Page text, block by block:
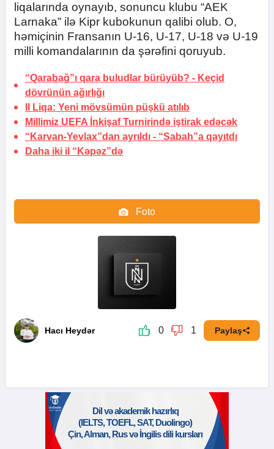
liqalarında oynayıb, sonuncu klubu “AEK
Larnaka” ilə Kipr kubokunun qalibi olub. O,
həmiçinin Fransanın U-16, U-17, U-18 və U-19
milli komandalarının da şərəfini qoruyub.
“Qarabağ”ı qara buludlar bürüyüb? - Keçid
dövrünün ağırlığı
II Liqa: Yeni mövsümün püşkü atılıb
Millimiz UEFA İnkişaf Turnirində iştirak edəcək
“Karvan-Yevlax”dan ayrıldı - “Sabah”a qayıtdı
Daha iki il “Kəpəz”də
Foto
Video
Hacı Heydər 0 1 Paylaş